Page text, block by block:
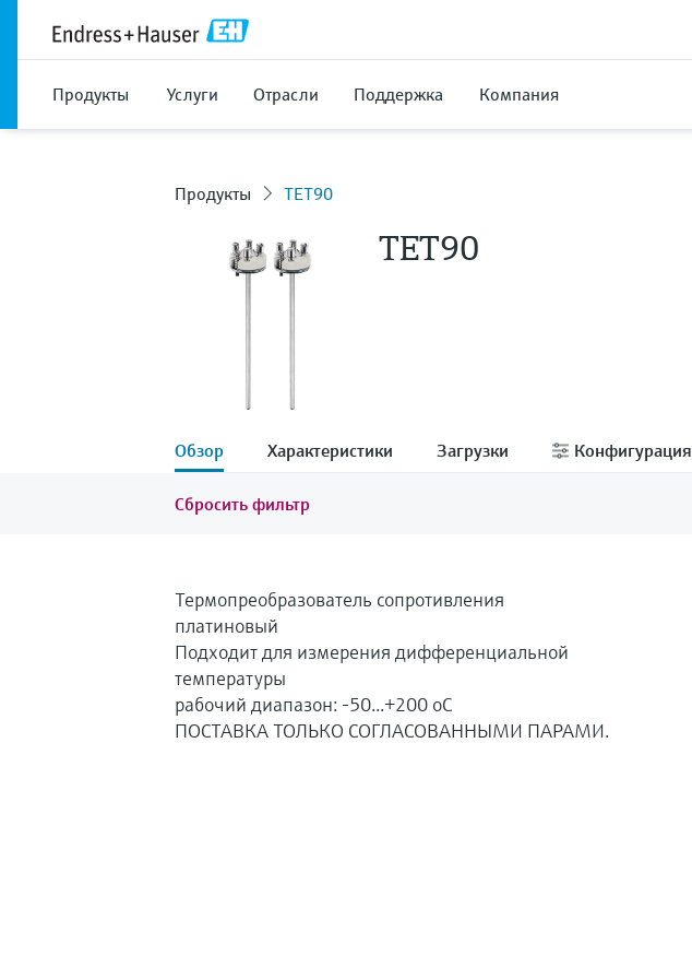
Продукты Услуги Отрасли Поддержка Компания
Продукты TET90
TET90
Обзор Характеристики Загрузки Конфигурация
Сбросить фильтр
Термопреобразователь сопротивления
платиновый
Подходит для измерения дифференциальной
температуры
рабочий диапазон: -50...+200 oC
ПОСТАВКА ТОЛЬКО СОГЛАСОВАННЫМИ ПАРАМИ.